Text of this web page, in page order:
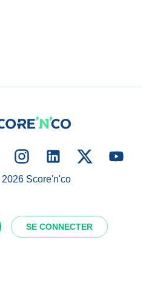
SE CONNECTER
2026Score'n'co